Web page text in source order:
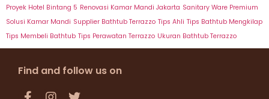
Proyek Hotel Bintang 5 Renovasi Kamar Mandi Jakarta Sanitary Ware Premium
Solusi Kamar Mandi Supplier Bathtub Terrazzo Tips Ahli Tips Bathtub Mengkilap
Tips Membeli Bathtub Tips Perawatan Terrazzo Ukuran Bathtub Terrazzo
Find and follow us on